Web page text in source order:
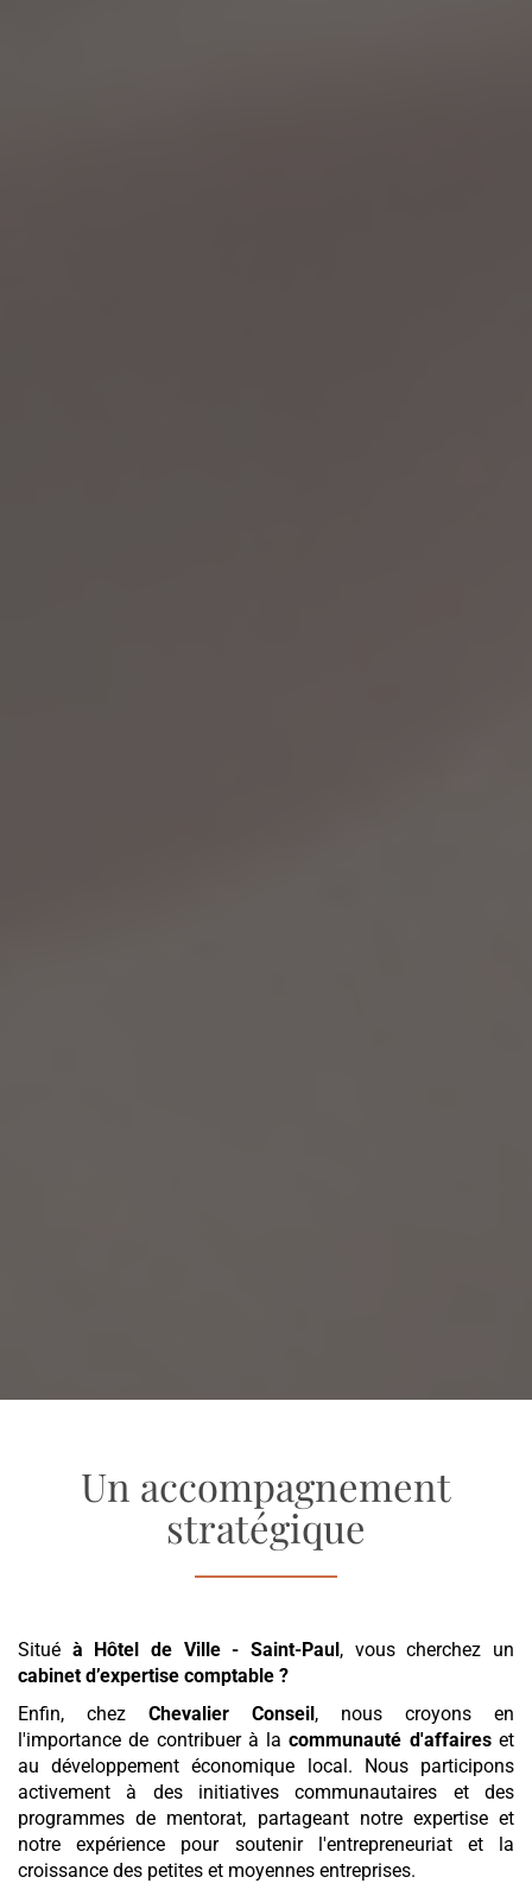
Un accompagnement
stratégique
Situé à Hôtel de Ville - Saint-Paul , vous cherchez un
cabinet d’expertise comptable ?
Enfin, chez Chevalier Conseil , nous croyons en
l'importance de contribuer à lacommunauté d'affaireset
au développement économique local. Nous participons
activement à des initiatives communautaires et des
programmes de mentorat, partageant notre expertise et
notre expérience pour soutenir l'entrepreneuriat et la
croissance des petites et moyennes entreprises.